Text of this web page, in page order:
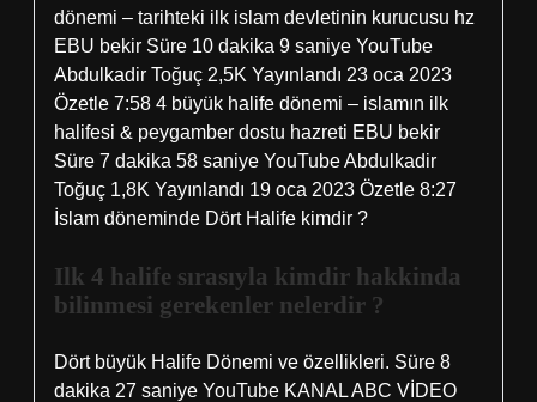
dönemi – tarihteki ilk islam devletinin kurucusu hz
EBU bekir Süre 10 dakika 9 saniye YouTube
Abdulkadir Toğuç 2,5K Yayınlandı 23 oca 2023
Özetle 7:58 4 büyük halife dönemi – islamın ilk
halifesi & peygamber dostu hazreti EBU bekir
Süre 7 dakika 58 saniye YouTube Abdulkadir
Toğuç 1,8K Yayınlandı 19 oca 2023 Özetle 8:27
İslam döneminde Dört Halife kimdir ?
Ilk 4 halife sırasıyla kimdir hakkinda
bilinmesi gerekenler nelerdir ?
Dört büyük Halife Dönemi ve özellikleri. Süre 8
dakika 27 saniye YouTube KANAL ABC VİDEO